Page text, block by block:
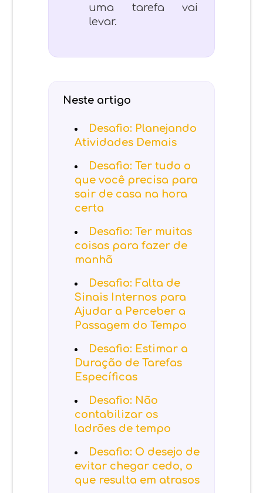
uma tarefa vai
levar.
Neste artigo
Desafio: Planejando
Atividades Demais
Desafio: Ter tudo o
que você precisa para
sair de casa na hora
certa
Desafio: Ter muitas
coisas para fazer de
manhã
Desafio: Falta de
Sinais Internos para
Ajudar a Perceber a
Passagem do Tempo
Desafio: Estimar a
Duração de Tarefas
Específicas
Desafio: Não
contabilizar os
ladrões de tempo
Desafio: O desejo de
evitar chegar cedo, o
que resulta em atrasos